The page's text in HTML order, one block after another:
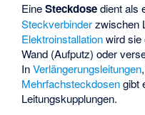
EineSteckdosedient als
Steckverbinderzwischen
Elektroinstallationwird sie
Wand (Aufputz) oder
InVerlängerungsleitungen
Mehrfachsteckdosengibt
Leitungskupplungen.